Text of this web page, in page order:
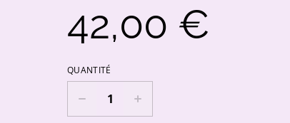
42,00 €
QUANTITÉ